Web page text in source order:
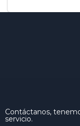
Contáctanos,
servicio.